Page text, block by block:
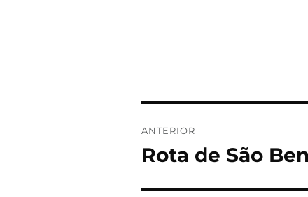
ANTERIOR
Rota de São